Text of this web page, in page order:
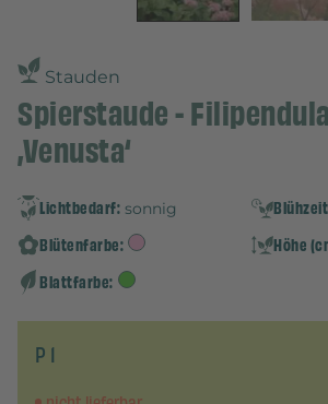
Stauden
Spierstaude -
‚Venusta‘
Lichtbedarf: sonnig
Blütenfarbe: Höhe
Blattfarbe:
P 1